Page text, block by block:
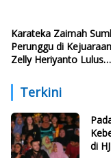
Karateka Zaimah
Perunggu di
Zelly Heriyanto Lulus
Mahyeldi Beri Apresiasi
Terkini
di